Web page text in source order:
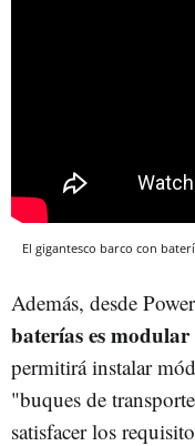
El gigantesco barco con
Además, desde
baterías es
permitirá instalar
"buques de
satisfacer los